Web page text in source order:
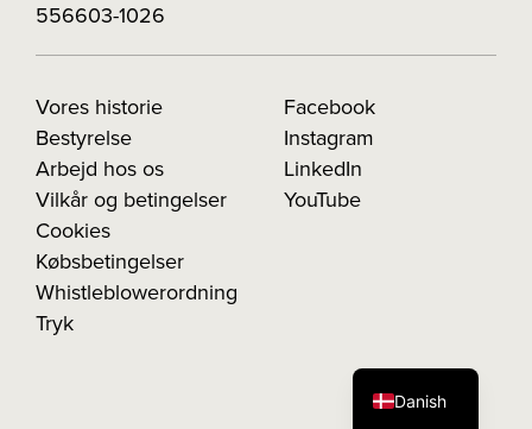
556603-1026
Vores historie
Bestyrelse
Arbejd hos os
Vilkår og betingelser
Cookies
Købsbetingelser
Whistleblowerordning
Tryk
Facebook
Instagram
LinkedIn
YouTube
Danish